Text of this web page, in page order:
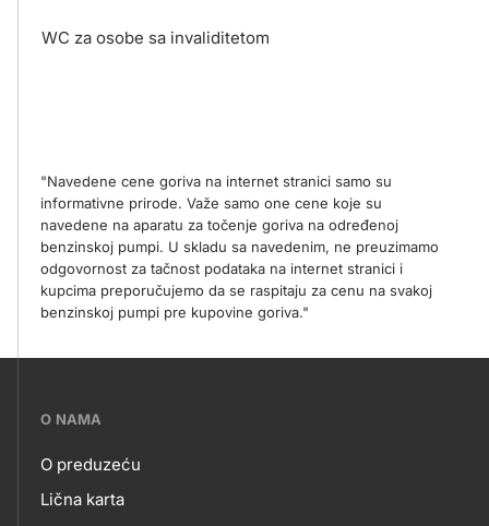
WC za osobe sa invaliditetom
"Navedene cene goriva na internet stranici samo su
informativne prirode. Važe samo one cene koje su
navedene na aparatu za točenje goriva na određenoj
benzinskoj pumpi. U skladu sa navedenim, ne preuzimamo
odgovornost za tačnost podataka na internet stranici i
kupcima preporučujemo da se raspitaju za cenu na svakoj
benzinskoj pumpi pre kupovine goriva."
???
skupno.footer-
title???
O NAMA
O
O preduzeću
Lična karta